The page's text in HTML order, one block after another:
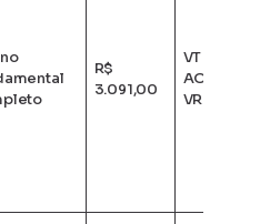
R$
3.091,00
VT + AM +
AO + VA +
VR + PLR